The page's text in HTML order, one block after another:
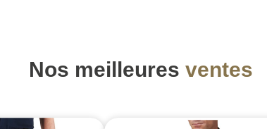
Nos meilleures ventes